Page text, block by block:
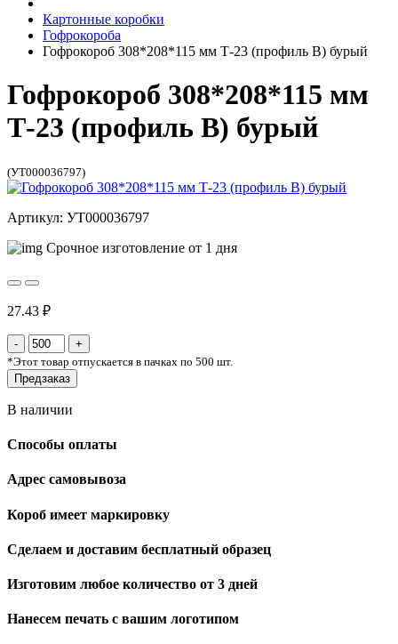
Картонные коробки
Гофрокороба
Гофрокороб 308*208*115 мм Т-23 (профиль B) бурый
Гофрокороб 308*208*115 мм
Т-23 (профиль B) бурый
(УТ000036797)
Артикул: УТ000036797
Срочное изготовление от 1 дня
27.43 ₽
*Этот товар отпускается в пачках по 500 шт.
Предзаказ
В наличии
Способы оплаты
Адрес самовывоза
Короб имеет маркировку
Сделаем и доставим бесплатный образец
Изготовим любое количество от 3 дней
Нанесем печать с вашим логотипом